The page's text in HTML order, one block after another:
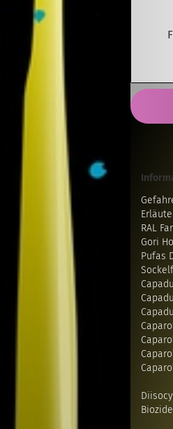
RAL
Gori
Pufas
Biozide